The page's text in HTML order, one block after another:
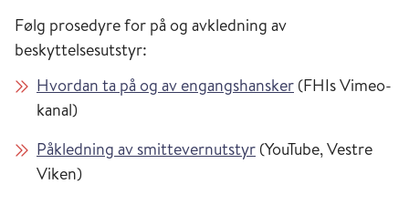
Følg prosedyre for på og avkledning av
beskyttelsesutstyr:
Hvordan ta på og av engangshansker (FHIs Vimeo-
kanal)
Påkledning av smittevernutstyr (YouTube, Vestre
Viken)